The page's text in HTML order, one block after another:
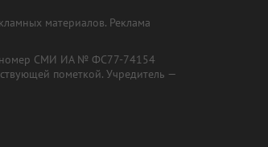
материалов. Реклама
номер СМИ ИА № ФС77-74154
пометкой. Учредитель —